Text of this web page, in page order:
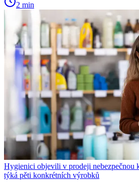
2 min
Hygienici objevili v prodeji nebezpečnou
týká pěti konkrétních výrobků